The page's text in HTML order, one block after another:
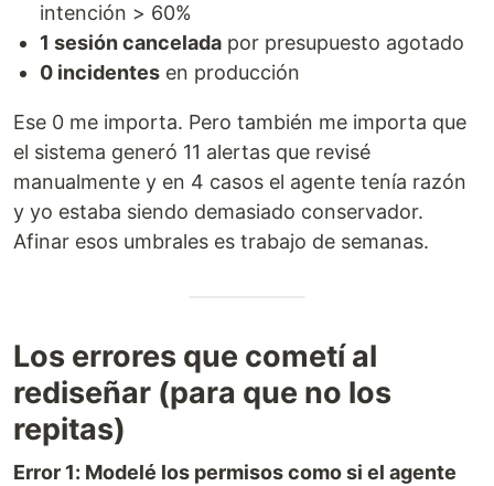
intención > 60%
1 sesión cancelada por presupuesto agotado
0 incidentes en producción
Ese 0 me importa. Pero también me importa que
el sistema generó 11 alertas que revisé
manualmente y en 4 casos el agente tenía razón
y yo estaba siendo demasiado conservador.
Afinar esos umbrales es trabajo de semanas.
Los errores que cometí al
rediseñar (para que no los
repitas)
Error 1: Modelé los permisos como si el agente